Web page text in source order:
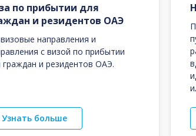
по прибытии для
и резидентов ОАЭ
направления и
с визой по прибытии
граждан и резидентов ОАЭ.
Узнать больше